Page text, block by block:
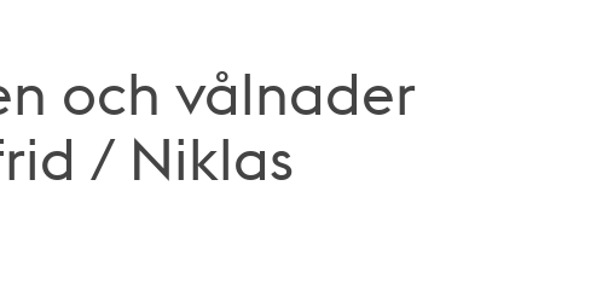
och vålnader
/ Niklas